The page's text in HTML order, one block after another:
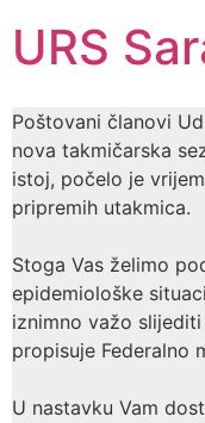
URS
Poštovani članovi
nova takmičarska
istoj, počelo je
pripremih utakmica.
Stoga Vas želimo
epidemiološke
iznimno važo
propisuje Federalno
U nastavku Vam